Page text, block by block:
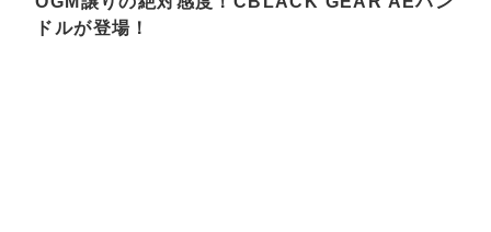
ドルが登場！